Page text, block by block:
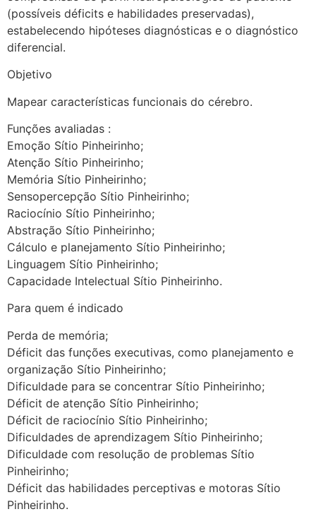
(possíveis déficits e habilidades preservadas),
estabelecendo hipóteses diagnósticas e o diagnóstico
diferencial.
Objetivo
Mapear características funcionais do cérebro.
Funções avaliadas :
Emoção Sítio Pinheirinho;
Atenção Sítio Pinheirinho;
Memória Sítio Pinheirinho;
Sensopercepção Sítio Pinheirinho;
Raciocínio Sítio Pinheirinho;
Abstração Sítio Pinheirinho;
Cálculo e planejamento Sítio Pinheirinho;
Linguagem Sítio Pinheirinho;
Capacidade Intelectual Sítio Pinheirinho.
Para quem é indicado
Perda de memória;
Déficit das funções executivas, como planejamento e
organização Sítio Pinheirinho;
Dificuldade para se concentrar Sítio Pinheirinho;
Déficit de atenção Sítio Pinheirinho;
Déficit de raciocínio Sítio Pinheirinho;
Dificuldades de aprendizagem Sítio Pinheirinho;
Dificuldade com resolução de problemas Sítio
Pinheirinho;
Déficit das habilidades perceptivas e motoras Sítio
Pinheirinho.